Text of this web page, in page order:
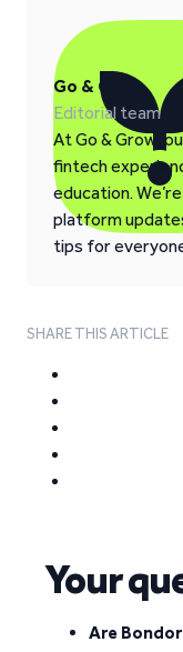
Go & Grow
Editorial team
At Go & Grow,
fintech
education.
platform
tips for
SHARE THIS ARTICLE
Your
Are